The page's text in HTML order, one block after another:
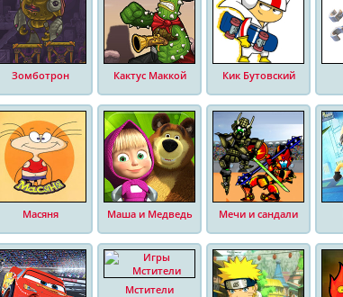
Зомботрон Кактус Маккой Кик Бутовский
Масяня Маша и Медведь Мечи и сандали
Мстители